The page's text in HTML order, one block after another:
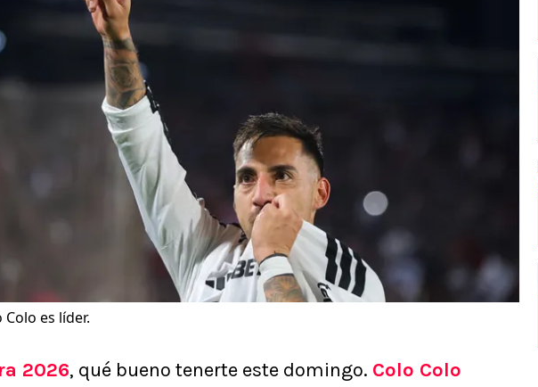
Colo es líder.
2026, qué bueno tenerte este domingo. Colo Colo